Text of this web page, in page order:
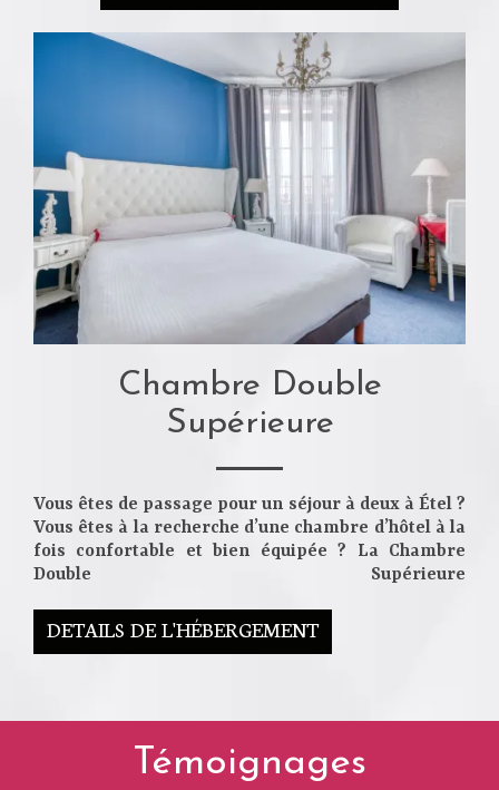
Chambre Double
Supérieure
Vous êtes de passage pour un séjour à deux à Étel ?
Vous êtes à la recherche d’une chambre d’hôtel à la
fois confortable et bien équipée ? La Chambre
Double Supérieure
DETAILS DE L'HÉBERGEMENT
Témoignages